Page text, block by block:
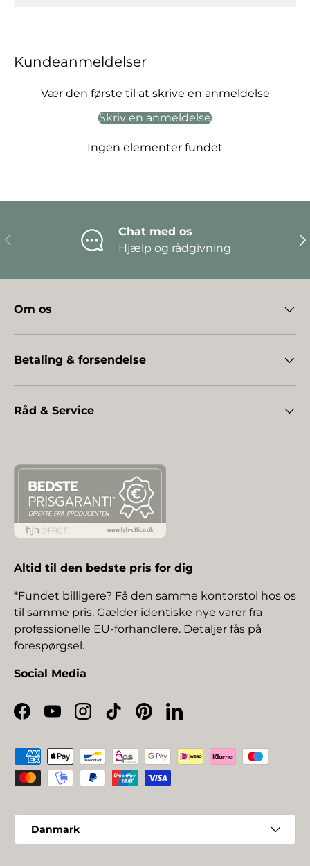
Kundeanmeldelser
Vær den første til at skrive en anmeldelse
Skriv en anmeldelse
Ingen elementer fundet
Forrige
Chat med os
Hjælp og rådgivning
Om os
Betaling & forsendelse
Råd & Service
Altid til den bedste pris for dig
*Fundet billigere? Få den samme kontorstol hos os
til samme pris. Gælder identiske nye varer fra
professionelle EU-forhandlere. Detaljer fås på
forespørgsel.
Social Media
Facebook
YouTubeInstagram
TikTokPinterestLinkedIn
Betalingsmetoder
Danmark